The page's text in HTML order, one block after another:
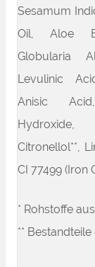
Sesamum
Oil, Aloe
Globularia
Levulinic
Anisic
Hydroxide,
Citronellol**,
CI 77499 (Iron
* Rohstoffe
**